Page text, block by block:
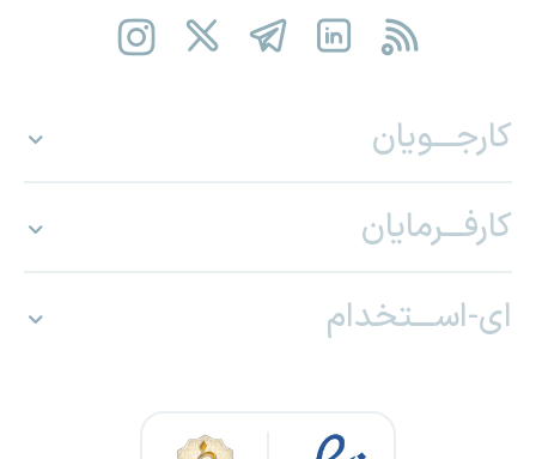
کارجـــویان
کارفـــرمایان
ای-اســـتخدام